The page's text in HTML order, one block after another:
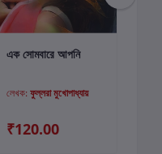
কার্টে যোগ করুন
এক সোমবারে আপনি
লেখক: ফুল্লরা মুখোপাধ্যায়
₹120.00